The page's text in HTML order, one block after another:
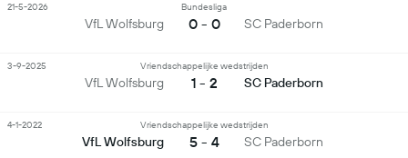
VfL Wolfsburg
Bundesliga
0 - 0 SC Paderborn
21-5-2026
VfL Wolfsburg
Vriendschappelijke wedstrijden
1 - 2 SC Paderborn
3-9-2025
VfL Wolfsburg
Vriendschappelijke wedstrijden
5 - 4 SC Paderborn
4-1-2022